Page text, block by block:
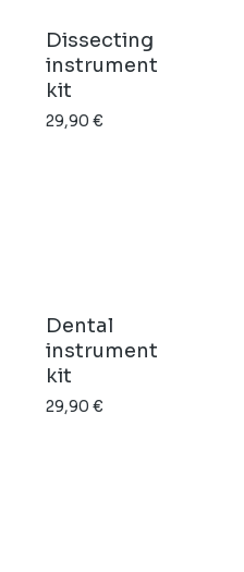
Dissecting
instrument
kit
29,90€
Dental
instrument
kit
29,90€